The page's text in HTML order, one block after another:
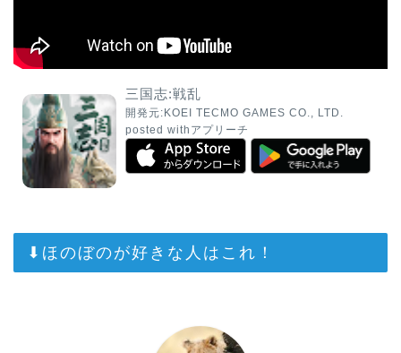
三国志:戦乱
開発元: KOEI TECMO GAMES CO., LTD.
posted with アプリーチ
⬇︎ほのぼのが好きな人はこれ！